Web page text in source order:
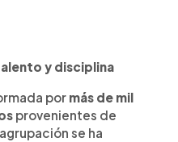
y disciplina
por más de mil
provenientes de
se ha